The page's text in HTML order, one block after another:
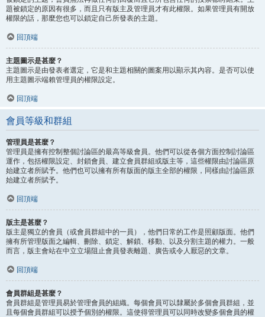
題被鎖定的原因有很多，而且只有版主及管理員才有此權限。如果管理員有開放
權限的話，那麼您也可以鎖定自己所發表的主題。
回頂端
主題圖示是甚麼？
主題圖示是由發表者選定，它是和主題相關的圖案用以顯示其內容。是否可以使
用主題圖示端賴管理員的權限設定。
回頂端
會員等級和群組
管理員是甚麼？
管理員是擁有控制整個討論區的最高等級會員。他們可以從各個方面控制討論區
運作，包括權限設定、封鎖會員、建立會員群組或版主等，這些權限由討論區原
始建立者所賦予。他們也可以擁有所有版面的版主全部的權限，同樣由討論區原
始建立者所賦予。
回頂端
版主是甚麼？
版主是獨立的會員（或會員群組中的一員），他們日常的工作是照顧版面。他們
擁有所管理版面之編輯、刪除、鎖定、解鎖、移動、以及分割主題的權力。一般
而言，版主會站在中立立場阻止會員發表離題、廣告或令人厭惡的文章。
回頂端
會員群組是甚麼？
會員群組是管理員易於管理會員的組織。每個會員可以隸屬於多個會員群組，並
且每個會員群組可以授予個別的權限。這使得管理員可以同時改變多個會員的權